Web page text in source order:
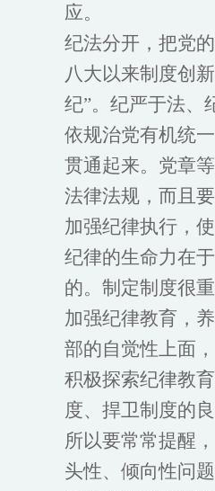
应。
纪法分开，把党
八大以来制度创
纪”。纪严于法、
依规治党有机统
贯通起来。党章
法律法规，而且
加强纪律执行，
纪律的生命力在
的。制定制度很
加强纪律教育，
部的自觉性上面
积极探索纪律教
度、捍卫制度的
所以要常常提醒
头性、倾向性问